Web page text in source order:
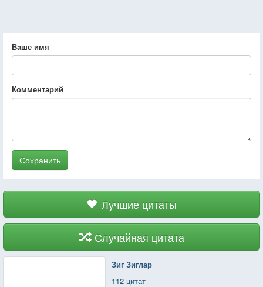
Ваше имя
Комментарий
Сохранить
Лучшие цитаты
Случайная цитата
Зиг Зиглар
112 цитат